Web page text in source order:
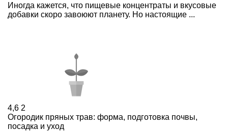
Иногда кажется, что пищевые концентраты и вкусовые
добавки скоро завоюют планету. Но настоящие ...
4,6 2
Огородик пряных трав: форма, подготовка почвы,
посадка и уход